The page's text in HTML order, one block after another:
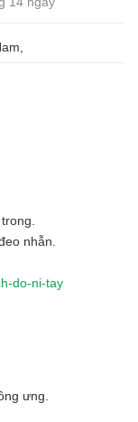
nhẫn.
do-ni-tay
ưng.